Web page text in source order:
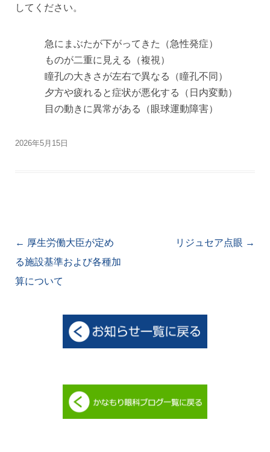
してください。
急にまぶたが下がってきた（急性発症）
ものが二重に見える（複視）
瞳孔の大きさが左右で異なる（瞳孔不同）
夕方や疲れると症状が悪化する（日内変動）
目の動きに異常がある（眼球運動障害）
2026年5月15日
Post navigation
← 厚生労働大臣が定め
る施設基準および各種加
算について
リジュセア点眼 →